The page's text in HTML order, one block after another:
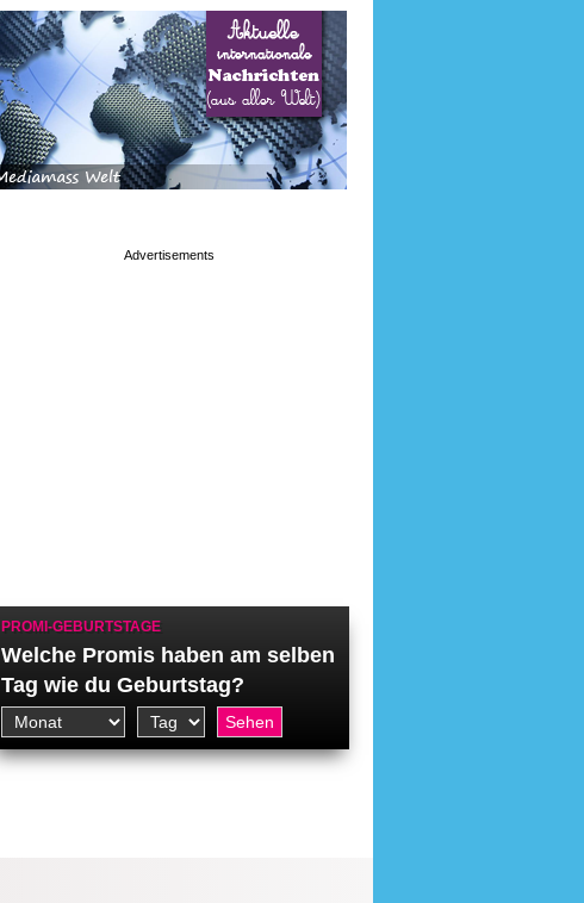
PROMI-GEBURTSTAGE
Welche Promis haben am selben
Tag wie du Geburtstag?